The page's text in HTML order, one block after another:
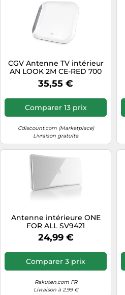
CGV Antenne TV intérieur
AN LOOK 2M CE-RED 700
HD-UHD Filtre 4G-5G
35,55 €
Comparer 13 prix
Cdiscount.com (Marketplace)
Livraison gratuite
Antenne intérieure ONE
FOR ALL SV9421
24,99 €
Comparer 3 prix
Rakuten.com FR
Livraison à 2,99 €